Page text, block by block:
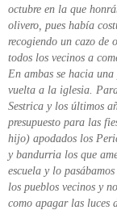
octubre en la que
olivero, pues había
recogiendo un cazo de
todos los vecinos a
En ambas se hacia
vuelta a la iglesia.
Sestrica y los últimos
presupuesto para las
hijo) apodados los
y bandurria los que
escuela y lo
los pueblos vecinos y
como apagar las luces